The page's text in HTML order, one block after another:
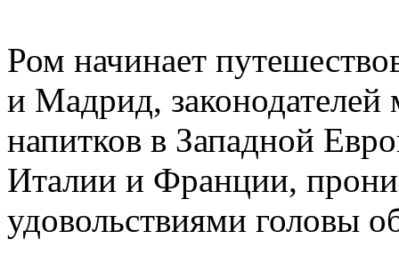
Ром начинает
и Мадрид,
напитков в Западной
Италии и Франции,
удовольствиями головы